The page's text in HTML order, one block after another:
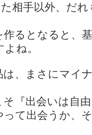
相手以外、だ
るとなると、
ね。
、まさにマイ
『出会いは自
て出会うか、